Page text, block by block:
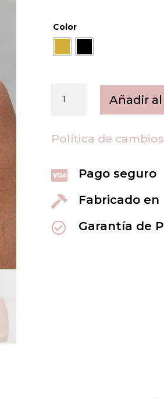
Color
Añadir
Política de
 Pago seguro
 Fabricado en
 Garantía de